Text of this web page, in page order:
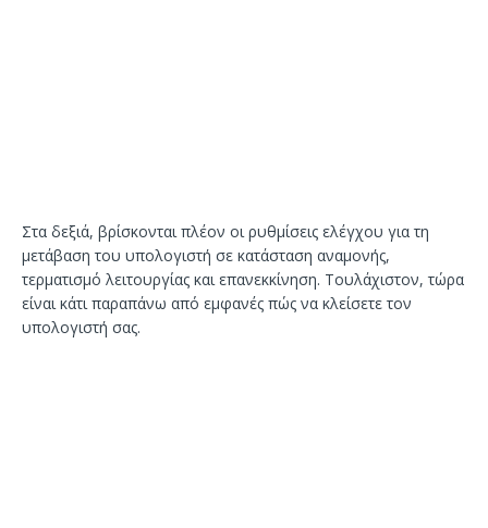
Στα δεξιά, βρίσκονται πλέον οι ρυθμίσεις ελέγχου για τη
μετάβαση του υπολογιστή σε κατάσταση αναμονής,
τερματισμό λειτουργίας και επανεκκίνηση. Τουλάχιστον, τώρα
είναι κάτι παραπάνω από εμφανές πώς να κλείσετε τον
υπολογιστή σας.